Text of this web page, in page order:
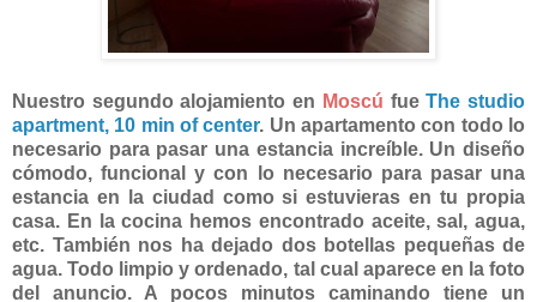
Nuestro segundo alojamiento en Moscú fueThe studio
apartment, 10 min of center. Un apartamento con todo lo
necesario para pasar una estancia increíble. Un diseño
cómodo, funcional y con lo necesario para pasar una
estancia en la ciudad como si estuvieras en tu propia
casa. En la cocina hemos encontrado aceite, sal, agua,
etc. También nos ha dejado dos botellas pequeñas de
agua. Todo limpio y ordenado, tal cual aparece en la foto
del anuncio. A pocos minutos caminando tiene un